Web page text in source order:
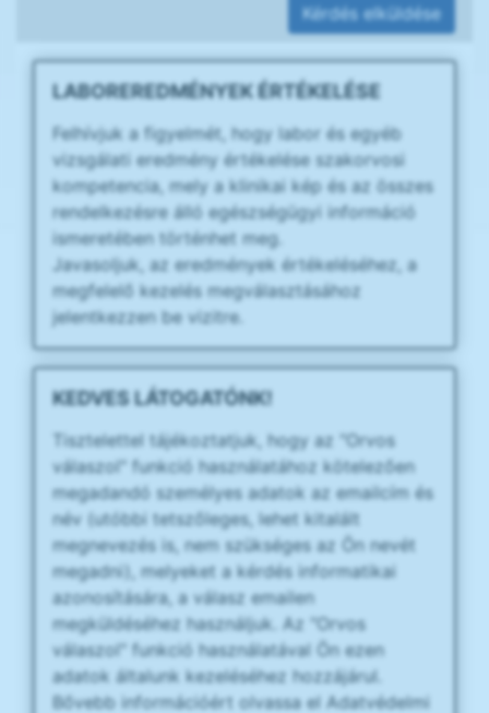
Kérdés elküldése
LABOREREDMÉNYEK ÉRTÉKELÉSE
Felhívjuk a figyelmét, hogy labor és egyéb
vizsgálati eredmény értékelése szakorvosi
kompetencia, mely a klinikai kép és az összes
rendelkezésre álló egészségügyi információ
ismeretében történhet meg.
Javasoljuk, az eredmények értékeléséhez, a
megfelelő kezelés megválasztásához
jelentkezzen be vizitre.
KEDVES LÁTOGATÓNK!
Tisztelettel tájékoztatjuk, hogy az "Orvos
válaszol" funkció használatához kötelezően
megadandó személyes adatok az emailcím és
név (utóbbi tetszőleges, lehet kitalált
megnevezés is, nem szükséges az Ön nevét
megadni), melyeket a kérdés informatikai
azonosítására, a válasz emailen
megküldéséhez használjuk. Az "Orvos
válaszol" funkció használatával Ön ezen
adatok általunk kezeléséhez hozzájárul.
Bővebb információért olvassa el Adatvédelmi